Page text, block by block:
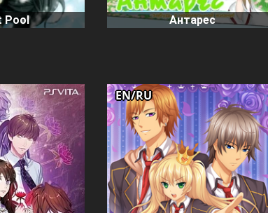
Pool Антарес
EN/RU